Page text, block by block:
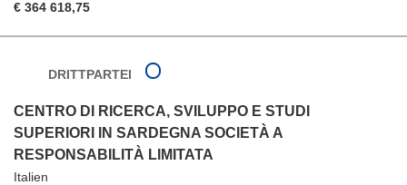
€ 364 618,75
DRITTPARTEI
CENTRO DI RICERCA, SVILUPPO E STUDI
SUPERIORI IN SARDEGNA SOCIETÀ A
RESPONSABILITÀ LIMITATA
Italien